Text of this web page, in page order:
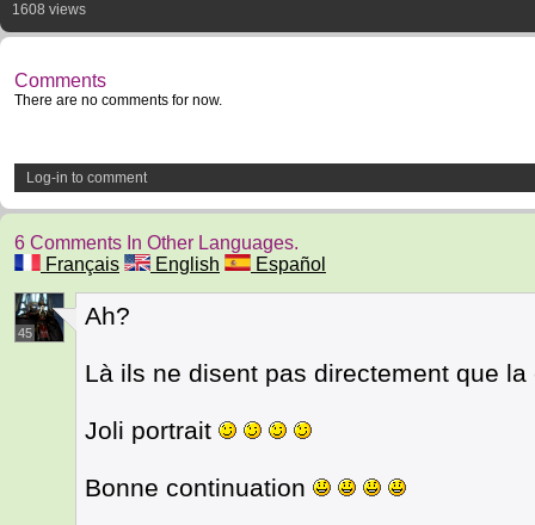
1608 views
Comments
There are no comments for now.
Log-in to comment
6 Comments In Other Languages.
Français
English Español
45
Ah?
Là ils ne disent pas directement que
Joli portrait
Bonne continuation